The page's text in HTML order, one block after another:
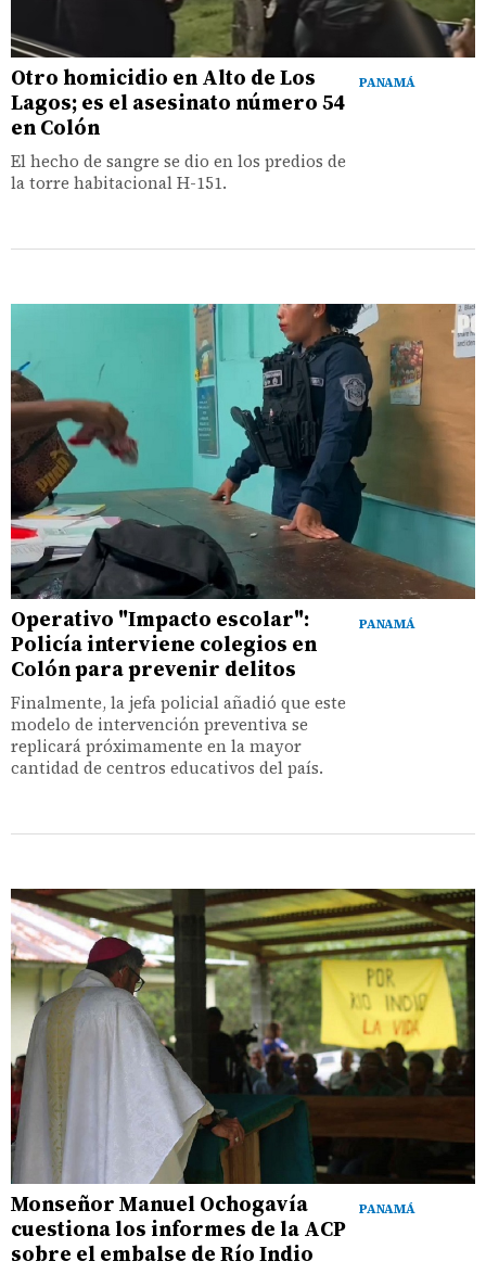
PANAMÁ
Otro homicidio en Alto de Los
Lagos; es el asesinato número 54
en Colón
El hecho de sangre se dio en los predios de
la torre habitacional H-151.
PANAMÁ
Operativo "Impacto escolar":
Policía interviene colegios en
Colón para prevenir delitos
Finalmente, la jefa policial añadió que este
modelo de intervención preventiva se
replicará próximamente en la mayor
cantidad de centros educativos del país.
PANAMÁ
Monseñor Manuel Ochogavía
cuestiona los informes de la ACP
sobre el embalse de Río Indio